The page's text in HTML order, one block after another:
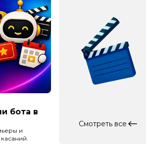
бота в
и
Смотреть все